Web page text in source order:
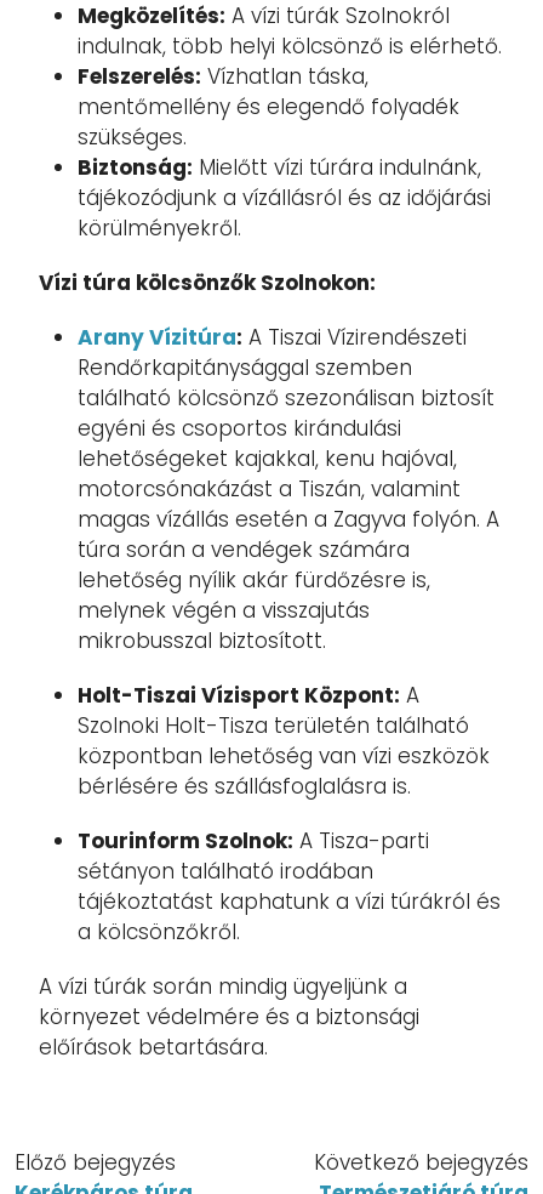
Megközelítés: A vízi túrák Szolnokról
indulnak, több helyi kölcsönző is elérhető.
Felszerelés: Vízhatlan táska,
mentőmellény és elegendő folyadék
szükséges.
Biztonság: Mielőtt vízi túrára indulnánk,
tájékozódjunk a vízállásról és az időjárási
körülményekről.
Vízi túra kölcsönzők Szolnokon:
Arany Vízitúra: A Tiszai Vízirendészeti
Rendőrkapitánysággal szemben
található kölcsönző szezonálisan biztosít
egyéni és csoportos kirándulási
lehetőségeket kajakkal, kenu hajóval,
motorcsónakázást a Tiszán, valamint
magas vízállás esetén a Zagyva folyón. A
túra során a vendégek számára
lehetőség nyílik akár fürdőzésre is,
melynek végén a visszajutás
mikrobusszal biztosított.
Holt-Tiszai Vízisport Központ: A
Szolnoki Holt-Tisza területén található
központban lehetőség van vízi eszközök
bérlésére és szállásfoglalásra is.
Tourinform Szolnok: A Tisza-parti
sétányon található irodában
tájékoztatást kaphatunk a vízi túrákról és
a kölcsönzőkről.
A vízi túrák során mindig ügyeljünk a
környezet védelmére és a biztonsági
előírások betartására.
Előző bejegyzés
Következő bejegyzés